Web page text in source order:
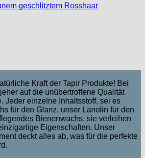
geschlitztem Rosshaar
Kraft der Tapir Produkte! Bei
auf die unübertroffene Qualität
Jeder einzelne Inhaltsstoff, sei es
für den Glanz, unser Lanolin für den
Bienenwachs, sie verleihen
Eigenschaften. Unser
deckt alles ab, was für die perfekte